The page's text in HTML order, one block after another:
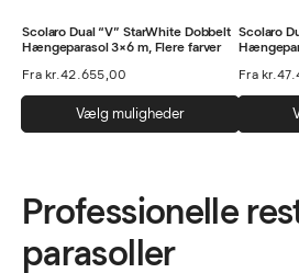
Scolaro Dual “V” StarWhite Dobbelt
Hængeparasol 3×6 m, Flere farver
Frakr.42.655,00
Vælg muligheder
vare
Scolaro
Frakr.
Professionelle
parasoller